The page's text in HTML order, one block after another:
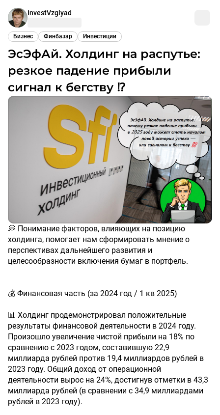
InvestVzglyad
Бизнес Финбазар Инвестиции
ЭсЭфАй. Холдинг на распутье:
резкое падение прибыли
сигнал к бегству ⁉️
💭 Понимание факторов, влияющих на позицию
холдинга, помогает нам сформировать мнение о
перспективах дальнейшего развития и
целесообразности включения бумаг в портфель.
💰 Финансовая часть (за 2024 год / 1 кв 2025)
📊 Холдинг продемонстрировал положительные
результаты финансовой деятельности в 2024 году.
Произошло увеличение чистой прибыли на 18% по
сравнению с 2023 годом, составившую 22,9
миллиарда рублей против 19,4 миллиардов рублей в
2023 году. Общий доход от операционной
деятельности вырос на 24%, достигнув отметки в 43,3
миллиарда рублей (в сравнении с 34,9 миллиардами
рублей в 2023 году).